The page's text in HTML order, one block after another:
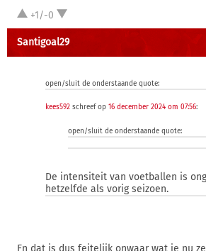
+1/-0
Santigoal29
open/sluit de onderstaande quote:
kees592 schreef op 16 december 2024 om 07:56:
open/sluit de onderstaande quote:
De intensiteit van voetballen is
hetzelfde als vorig seizoen.
En dat is dus feitelijk onwaar wat je nu